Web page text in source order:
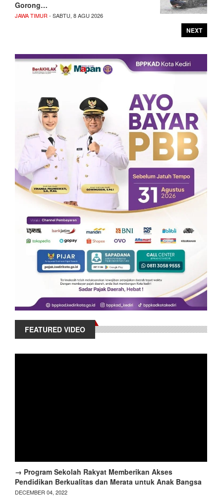
Gorong…
JAWA TIMUR - SABTU, 8 AGU 2026
NEXT
FEATURED VIDEO
→ Program Sekolah Rakyat Memberikan Akses
Pendidikan Berkualitas dan Merata untuk Anak Bangsa
DECEMBER 04, 2022